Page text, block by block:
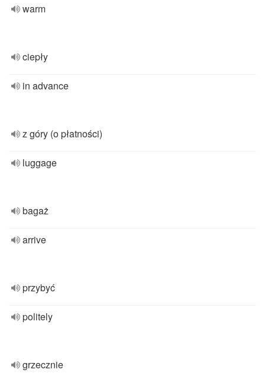
warm
ciepły
in advance
z góry (o płatności)
luggage
bagaż
arrive
przybyć
politely
grzecznie